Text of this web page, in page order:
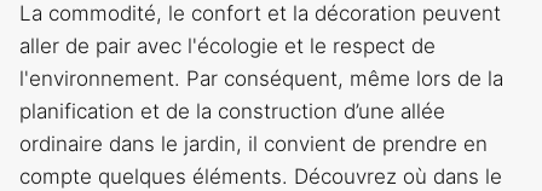
La commodité, le confort et la décoration peuvent
aller de pair avec l'écologie et le respect de
l'environnement. Par conséquent, même lors de la
planification et de la construction d’une allée
ordinaire dans le jardin, il convient de prendre en
compte quelques éléments. Découvrez où dans le